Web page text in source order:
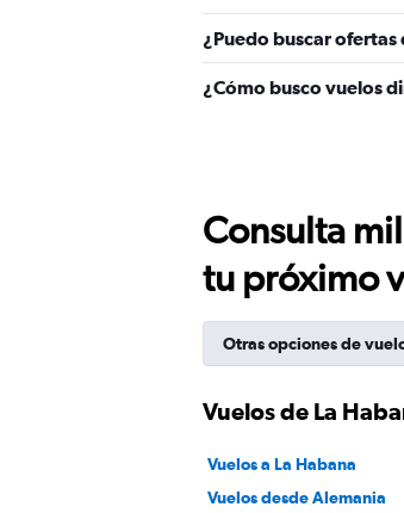
¿Puedo buscar ofertas
¿Cómo busco vuelos
Consulta
tu próximo
Otras opciones de
Vuelos de La
Vuelos a La Habana
Vuelos desde Alemania